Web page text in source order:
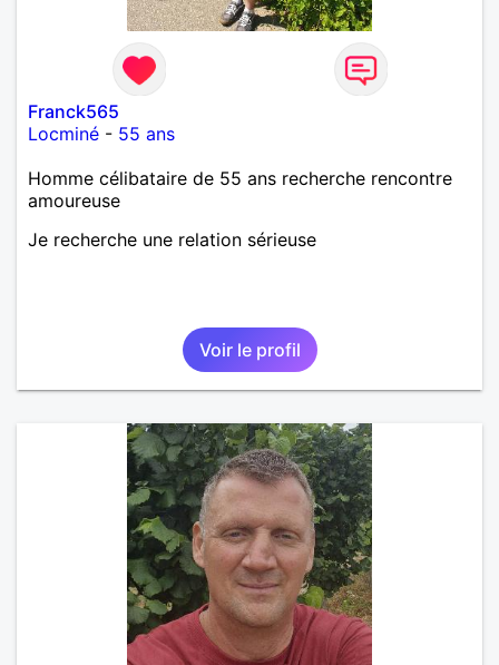
Franck565
Locminé - 55 ans
Homme célibataire de 55 ans recherche rencontre
amoureuse
Je recherche une relation sérieuse
Voir le profil